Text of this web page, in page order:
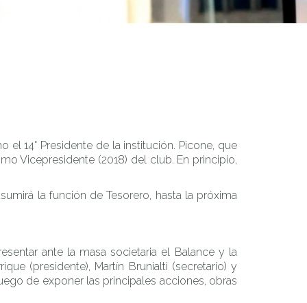
14° Presidente de la institución. Picone, que
Vicepresidente (2018) del club. En principio,
la función de Tesorero, hasta la próxima
ante la masa societaria el Balance y la
(presidente), Martín Brunialti (secretario) y
de exponer las principales acciones, obras